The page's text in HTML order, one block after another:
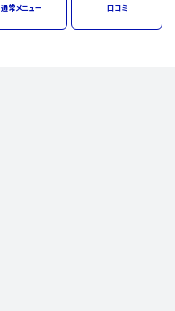
通常メニュー 口コミ